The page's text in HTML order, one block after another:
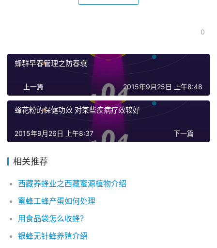
0
蜂群早春管理之防春衰
上一篇 2015年9月25日 上午8:48
蜂花粉的保健功效 对某些疾病疗效较好
下一篇
2015年9月26日 上午8:37
相关推荐
西藏养蜂业之西藏蜜源植物介绍
蜜蜂工蜂产蛋如何处理
用食品袋怎么收蜂？
银蜂无针蜂养殖介绍